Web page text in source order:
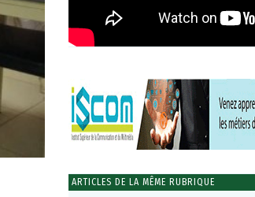
ARTICLES DE LA MÊME RUBRIQUE